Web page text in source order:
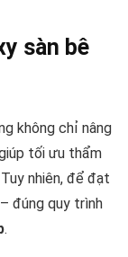
sàn bê
không chỉ nâng
tối ưu thẩm
nhiên, để đạt
đúng quy trình
.